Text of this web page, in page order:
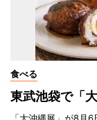
食べる
東武池袋で「